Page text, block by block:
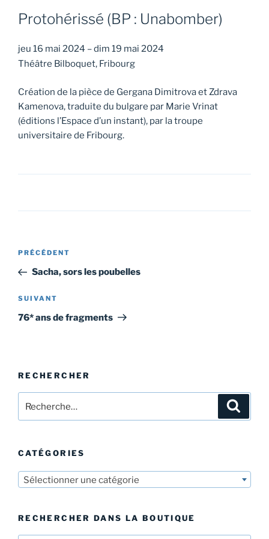
Protohérissé (BP : Unabomber)
jeu 16 mai 2024 –dim 19 mai 2024
Théâtre Bilboquet, Fribourg
Création de la pièce de Gergana Dimitrova et Zdrava
Kamenova, traduite du bulgare par Marie Vrinat
(éditions l’Espace d’un instant), par la troupe
universitaire de Fribourg.
Navigation
l’article
Article
précédent
PRÉCÉDENT
Sacha, sors les poubelles
Article
suivant
SUIVANT
76* ans de fragments
RECHERCHER
pour
CATÉGORIES
Sélectionner une catégorie
RECHERCHER DANS LA BOUTIQUE